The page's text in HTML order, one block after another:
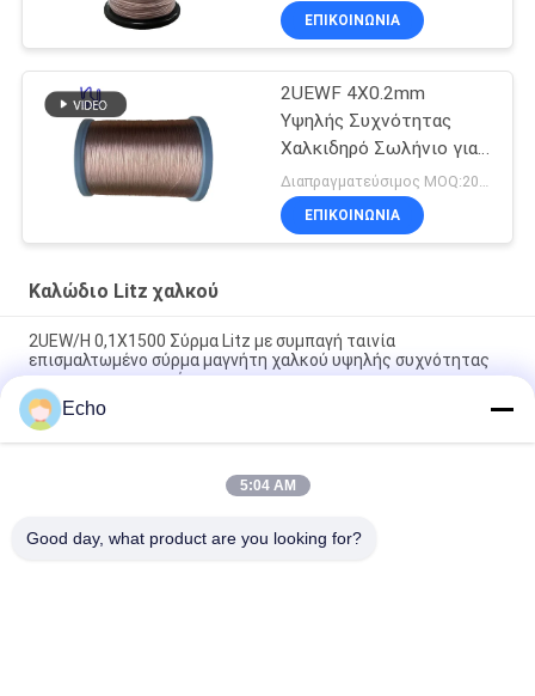
ΕΠΙΚΟΙΝΩΝΙΑ
2UEWF 4X0.2mm
Υψηλής Συχνότητας
Χαλκιδηρό Σωλήνιο για
Μετασχηματιστή
ΕΠΙΚΟΙΝΩΝΙΑ
Καλώδιο Litz χαλκού
2UEW/H 0,1X1500 Σύρμα Litz με συμπαγή ταινία
επισμαλτωμένο σύρμα μαγνήτη χαλκού υψηλής συχνότητας
για μετασχηματιστές
Σύρμα Litz με ταινία UL Πιστοποιημένο 6000V πολυιμίδιο με
τυλιγμένο σύρμα χαλκού Litz
2UEW-H-PI 0,1mm*1500 Kapton με ταινία litz καλώδιο για
Echo
5:04 AM
Good day, what product are you looking for?